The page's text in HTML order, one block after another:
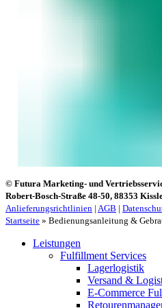
© Futura Marketing- und
Robert-Bosch-Straße 48-50, 88353
Anlieferungsrichtlinien | AGB |
Startseite » Bedienungsanleitung &
Leistungen
Fulfillment Services
Lagerlogistik
Versand &
E-Commerce